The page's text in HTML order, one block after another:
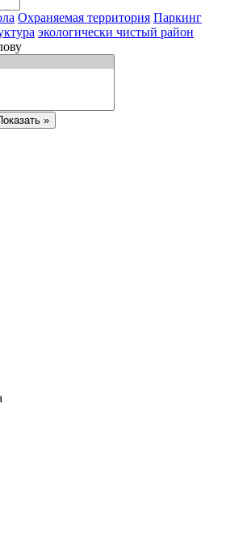
Охраняемая территория Паркинг
экологически чистый район
»